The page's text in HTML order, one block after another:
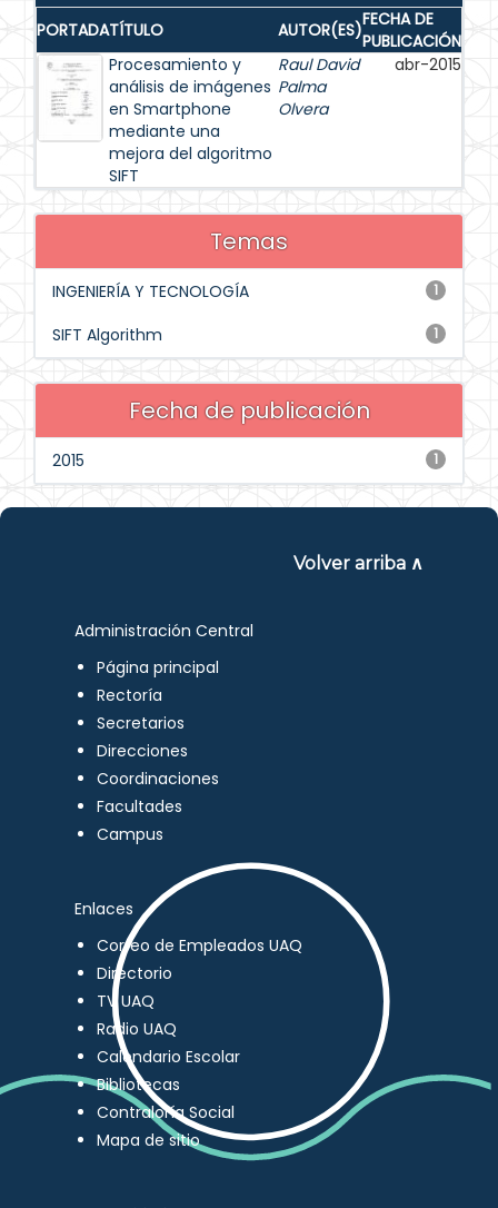
PORTADATÍTULO AUTOR(ES)FECHA DE
PUBLICACIÓN
Procesamiento y
análisis de imágenes
en Smartphone
mediante una
mejora del algoritmo
SIFT
Raul David
Palma
Olvera
abr-2015
Temas
1
INGENIERÍA Y TECNOLOGÍA
1
SIFT Algorithm
Fecha de publicación
1
2015
Volver arriba ∧
Administración Central
Página principal
Rectoría
Secretarios
Direcciones
Coordinaciones
Facultades
Campus
Enlaces
Correo de Empleados UAQ
Directorio
TV UAQ
Radio UAQ
Calendario Escolar
Bibliotecas
Contraloría Social
Mapa de sitio